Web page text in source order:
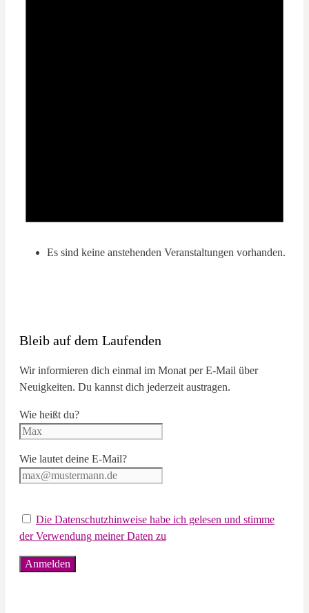
Es sind keine anstehenden Veranstaltungen vorhanden.
Bleib auf dem Laufenden
Wir informieren dich einmal im Monat per E-Mail über
Neuigkeiten. Du kannst dich jederzeit austragen.
Wie heißt du?
Wie lautet deine E-Mail?
Die Datenschutzhinweise habe ich gelesen und stimme
der Verwendung meiner Daten zu